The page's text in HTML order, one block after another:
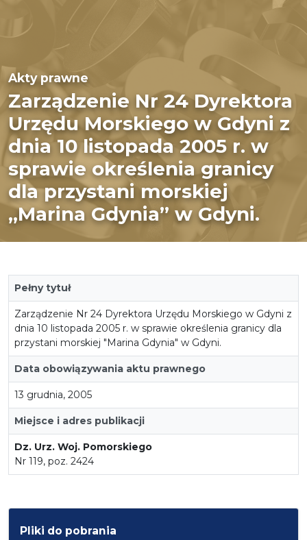
Akty prawne
Zarządzenie Nr 24 Dyrektora
Urzędu Morskiego w Gdyni z
dnia 10 listopada 2005 r. w
sprawie określenia granicy
dla przystani morskiej
„Marina Gdynia” w Gdyni.
Pełny tytuł
Zarządzenie Nr 24 Dyrektora Urzędu Morskiego w Gdyni z
dnia 10 listopada 2005 r. w sprawie określenia granicy dla
przystani morskiej "Marina Gdynia" w Gdyni.
Data obowiązywania aktu prawnego
13 grudnia, 2005
Miejsce i adres publikacji
Dz. Urz. Woj. Pomorskiego
Nr 119, poz. 2424
Pliki do pobrania